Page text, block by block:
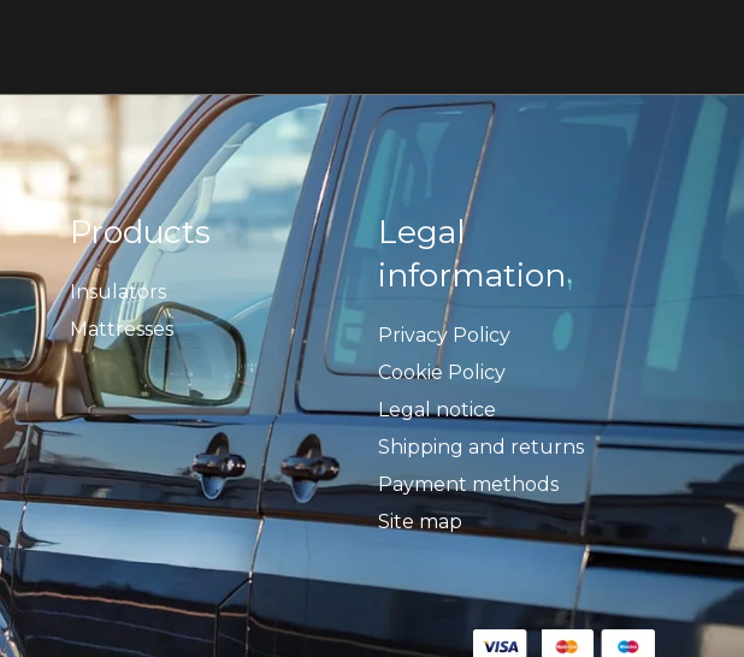
Products
Insulators
Mattresses
Legal
information
Privacy Policy
Cookie Policy
Legal notice
Shipping and returns
Payment methods
Site map